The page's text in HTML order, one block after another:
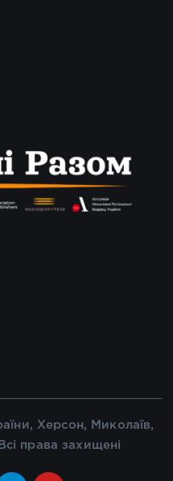
Херсон, Миколаїв,
права захищені